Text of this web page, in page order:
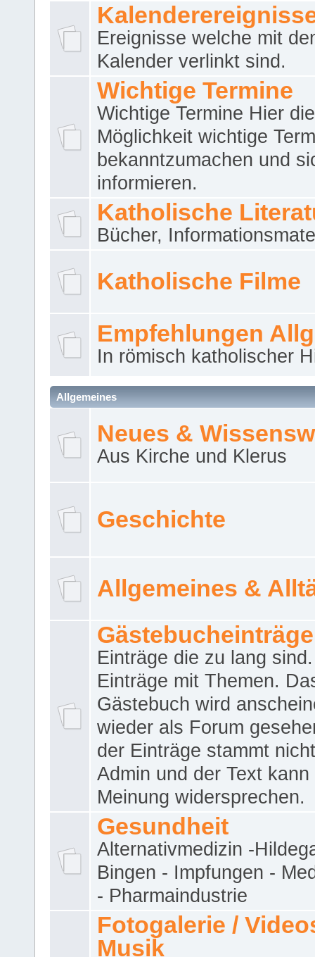
Ereignisse welche mit
Kalender verlinkt sind.
Wichtige Termine
Wichtige Termine Hier die
Möglichkeit wichtige
bekanntzumachen und
informieren.
Katholische
Bücher,
Katholische Filme
Empfehlungen
In römisch katholischer
Allgemeines
Neues &
Aus Kirche und Klerus
Geschichte
Allgemeines &
Gästebucheinträge
Einträge die zu lang
Einträge mit Themen.
Gästebuch wird
wieder als Forum
der Einträge stammt
Admin und der Text kann
Meinung widersprechen.
Gesundheit
Alternativmedizin -
Bingen - Impfungen -
- Pharmaindustrie
Fotogalerie /
Musik